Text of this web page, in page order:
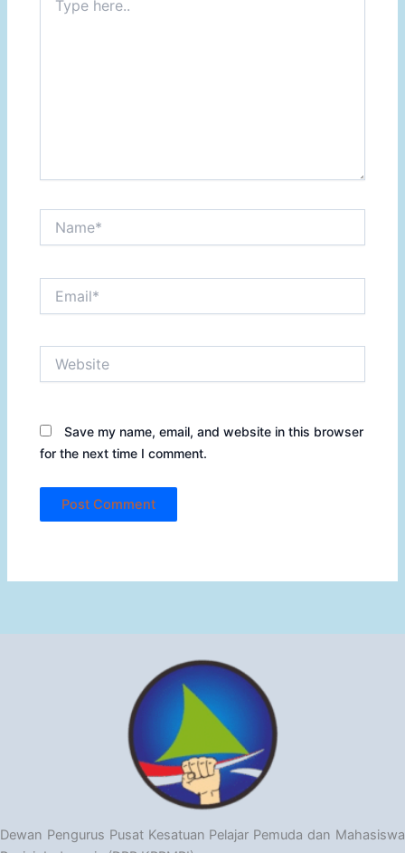
here..
Save my name, email, and website in this browser
for the next time I comment.
Dewan Pengurus Pusat Kesatuan Pelajar Pemuda dan Mahasiswa